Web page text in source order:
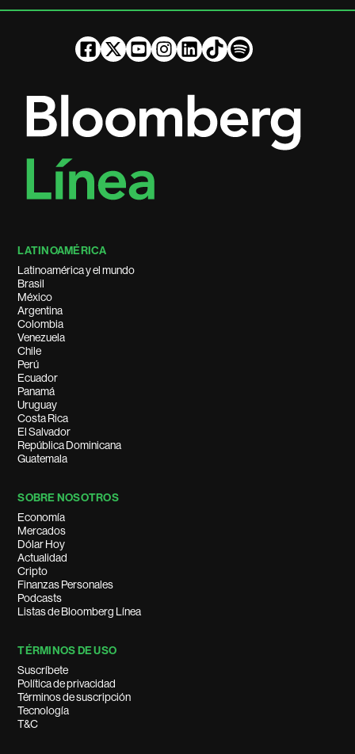
LATINOAMÉRICA
Latinoamérica y el mundo
Brasil
México
Argentina
Colombia
Venezuela
Chile
Perú
Ecuador
Panamá
Uruguay
Costa Rica
El Salvador
República Dominicana
Guatemala
SOBRE NOSOTROS
Economía
Mercados
Dólar Hoy
Actualidad
Cripto
Finanzas Personales
Podcasts
Listas de Bloomberg Línea
TÉRMINOS DE USO
Suscríbete
Política de privacidad
Términos de suscripción
Tecnología
T&C